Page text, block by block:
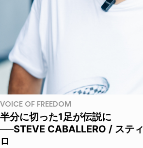
VOICE OF FREEDOM
半分に切った1足が伝説に
──STEVE CABALLERO / ステ
ロ